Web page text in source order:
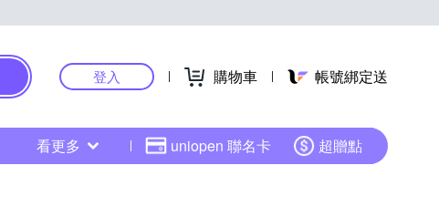
登入 購物車 帳號綁定送
看更多 uniopen 聯名卡 超贈點